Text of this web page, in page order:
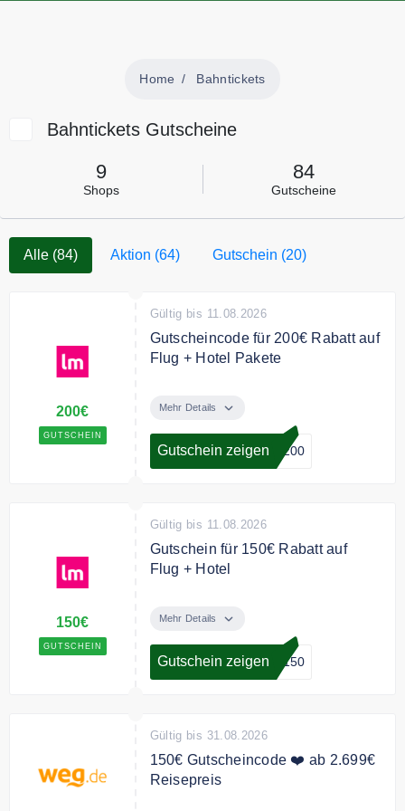
Home Bahntickets
Bahntickets Gutscheine
9
Shops
84
Gutscheine
Alle (84) Aktion (64) Gutschein (20)
200€
GUTSCHEIN
Gültig bis 11.08.2026
Gutscheincode für 200€ Rabatt auf
Flug + Hotel Pakete
Gutscheincode 200€ Rabatt auf
Bedingungen
August.
Mehr Details
Gutschein zeigen R200
150€
GUTSCHEIN
Gültig bis 11.08.2026
Gutschein für 150€ Rabatt auf
Flug + Hotel
Gutscheincode 150€ Rabatt auf
Flug + Hotel Paketen.
Bedingungen
Mehr Details
Gutschein zeigen R150
Gültig bis 31.08.2026
150€ Gutscheincode ❤️ ab 2.699€
Reisepreis